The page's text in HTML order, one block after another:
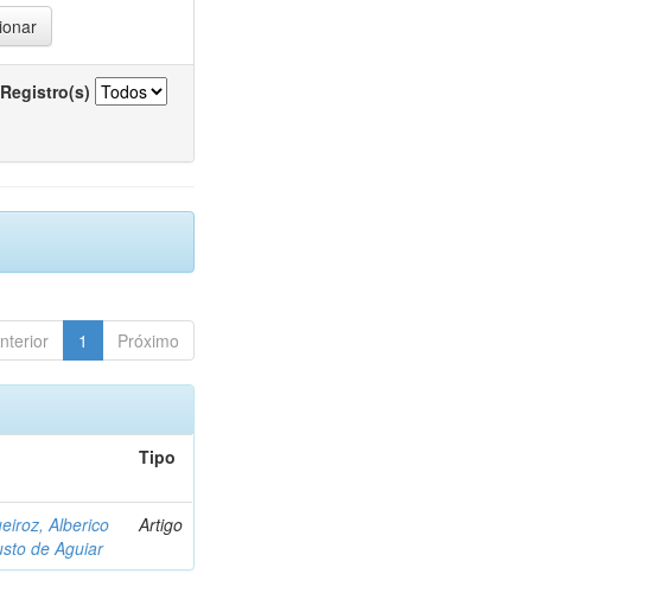
Registro(s)
1 Próximo
Tipo
Alberico
de Aguiar
Artigo